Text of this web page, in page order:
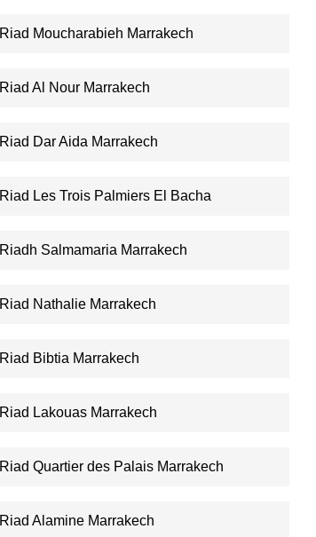
Riad Moucharabieh Marrakech
Riad Al Nour Marrakech
Riad Dar Aida Marrakech
Riad Les Trois Palmiers El Bacha
Riadh Salmamaria Marrakech
Riad Nathalie Marrakech
Riad Bibtia Marrakech
Riad Lakouas Marrakech
Riad Quartier des Palais Marrakech
Riad Alamine Marrakech